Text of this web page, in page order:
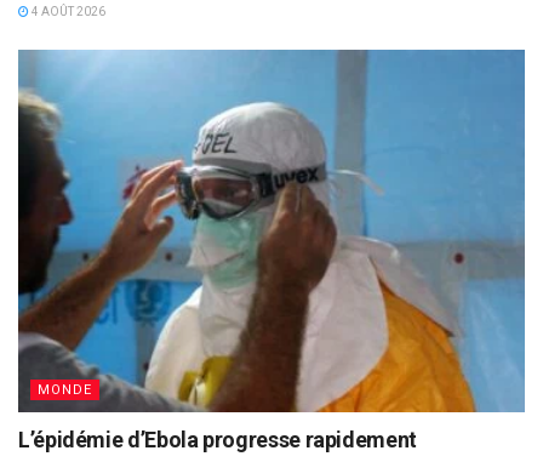
4 AOÛT 2026
MONDE
L’épidémie d’Ebola progresse rapidement